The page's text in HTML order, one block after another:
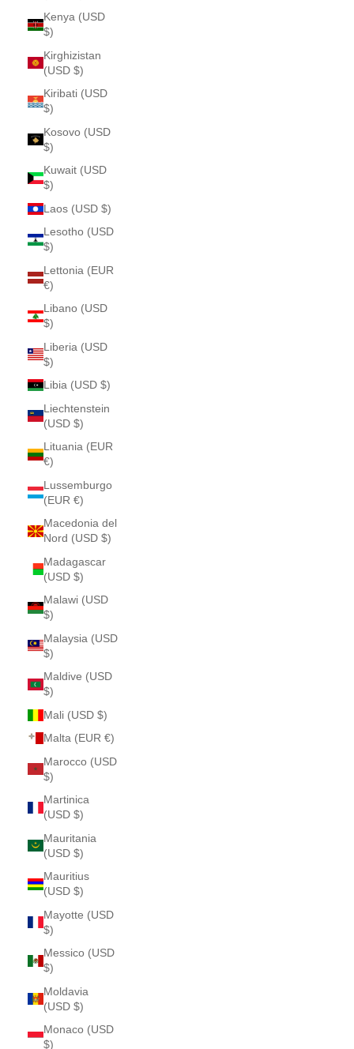
Kenya (USD
$)
Kirghizistan
(USD $)
Kiribati (USD
$)
Kosovo (USD
$)
Kuwait (USD
$)
Laos (USD $)
Lesotho (USD
$)
Lettonia (EUR
€)
Libano (USD
$)
Liberia (USD
$)
Libia (USD $)
Liechtenstein
(USD $)
Lituania (EUR
€)
Lussemburgo
(EUR €)
Macedonia del
Nord (USD $)
Madagascar
(USD $)
Malawi (USD
$)
Malaysia (USD
$)
Maldive (USD
$)
Mali (USD $)
Malta (EUR €)
Marocco (USD
$)
Martinica
(USD $)
Mauritania
(USD $)
Mauritius
(USD $)
Mayotte (USD
$)
Messico (USD
$)
Moldavia
(USD $)
Monaco (USD
$)